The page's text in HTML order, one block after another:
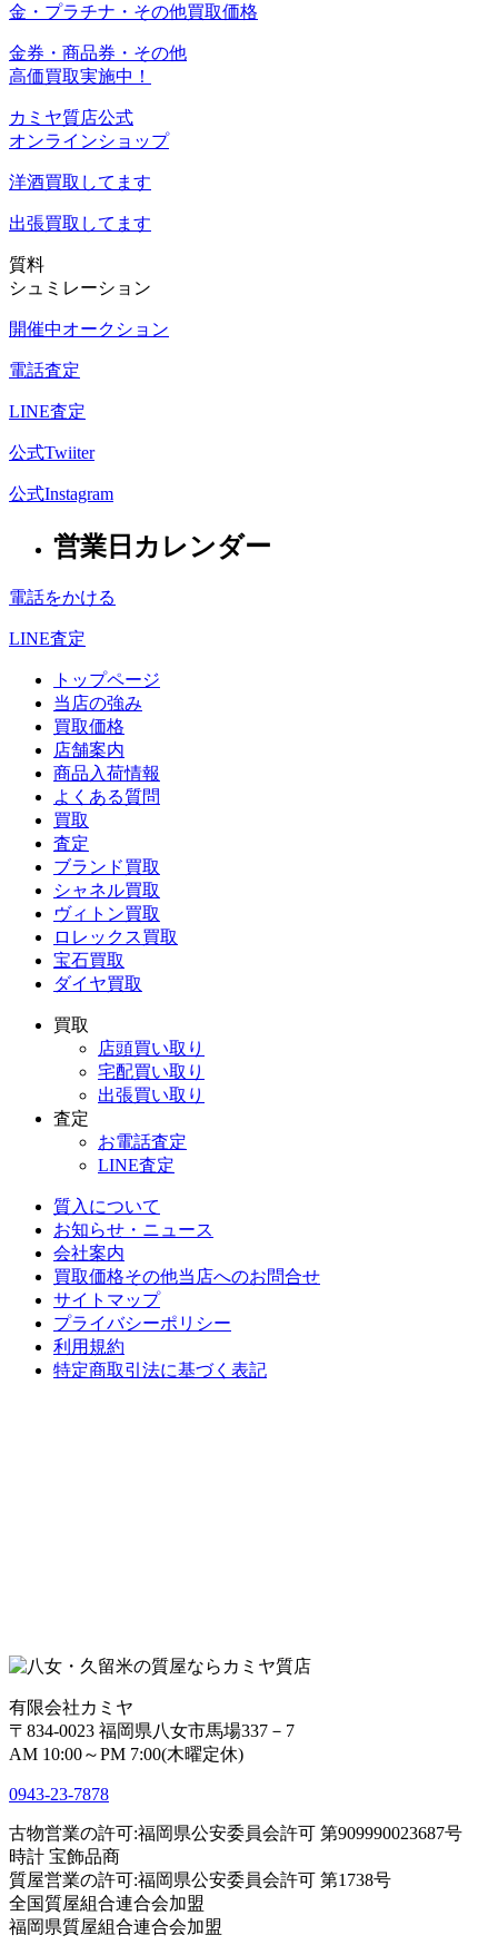
金・プラチナ・その他買取価格
金券・商品券・その他
高価買取実施中！
カミヤ質店公式
オンラインショップ
洋酒買取してます
出張買取 してます
質料
シュミレーション
開催中オークション
電話査定
LINE査定
公式Twiiter
公式Instagram
営業日カレンダー
電話をかける
LINE査定
トップページ
当店の強み
買取価格
店舗案内
商品入荷情報
よくある質問
買取
査定
ブランド買取
シャネル買取
ヴィトン買取
ロレックス買取
宝石買取
ダイヤ買取
買取
店頭買い取り
宅配買い取り
出張買い取り
査定
お電話査定
LINE査定
質入について
お知らせ・ニュース
会社案内
買取価格その他当店へのお問合せ
サイトマップ
プライバシーポリシー
利用規約
特定商取引法に基づく表記
有限会社カミヤ
〒834-0023 福岡県八女市馬場337－7
AM 10:00～PM 7:00(木曜定休)
0943-23-7878
古物営業の許可:福岡県公安委員会許可 第909990023687号
時計 宝飾品商
質屋営業の許可:福岡県公安委員会許可 第1738号
全国質屋組合連合会加盟
福岡県質屋組合連合会加盟